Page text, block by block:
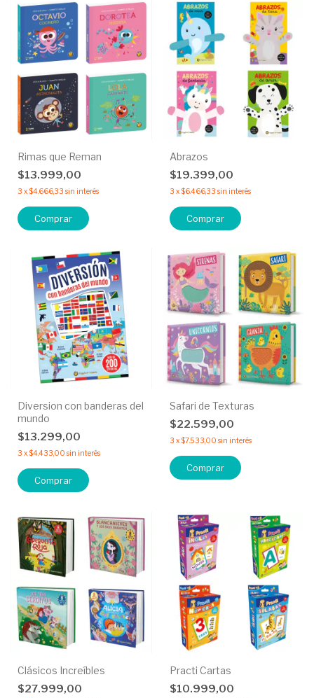
Rimas que Reman
$13.999,00
3 x$4.666,33 sin interés
Comprar
Abrazos
$19.399,00
3 x$6.466,33 sin interés
Comprar
Diversion con banderas del
mundo
$13.299,00
3 x$4.433,00 sin interés
Safari de Texturas
$22.599,00
3 x$7.533,00 sin interés
Comprar
Clásicos Increíbles
$27.999,00
Practi Cartas
$10.999,00